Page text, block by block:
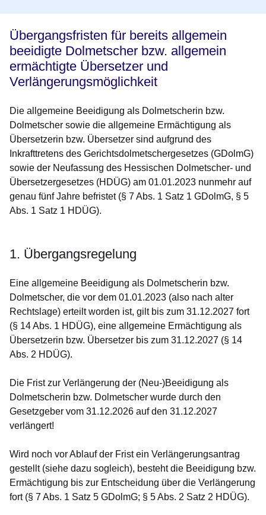
Übergangsfristen für bereits allgemein
beeidigte Dolmetscher bzw. allgemein
ermächtigte Übersetzer und
Verlängerungsmöglichkeit
Die allgemeine Beeidigung als Dolmetscherin bzw.
Dolmetscher sowie die allgemeine Ermächtigung als
Übersetzerin bzw. Übersetzer sind aufgrund des
Inkrafttretens des Gerichtsdolmetschergesetzes (GDolmG)
sowie der Neufassung des Hessischen Dolmetscher- und
Übersetzergesetzes (HDÜG) am 01.01.2023 nunmehr auf
genau fünf Jahre befristet (§ 7 Abs. 1 Satz 1 GDolmG, § 5
Abs. 1 Satz 1 HDÜG).
1. Übergangsregelung
Eine allgemeine Beeidigung als Dolmetscherin bzw.
Dolmetscher, die vor dem 01.01.2023 (also nach alter
Rechtslage) erteilt worden ist, gilt bis zum 31.12.2027 fort
(§ 14 Abs. 1 HDÜG), eine allgemeine Ermächtigung als
Übersetzerin bzw. Übersetzer bis zum 31.12.2027 (§ 14
Abs. 2 HDÜG).
Die Frist zur Verlängerung der (Neu-)Beeidigung als
Dolmetscherin bzw. Dolmetscher wurde durch den
Gesetzgeber vom 31.12.2026 auf den 31.12.2027
verlängert!
Wird noch vor Ablauf der Frist ein Verlängerungsantrag
gestellt (siehe dazu sogleich), besteht die Beeidigung bzw.
Ermächtigung bis zur Entscheidung über die Verlängerung
fort (§ 7 Abs. 1 Satz 5 GDolmG; § 5 Abs. 2 Satz 2 HDÜG).